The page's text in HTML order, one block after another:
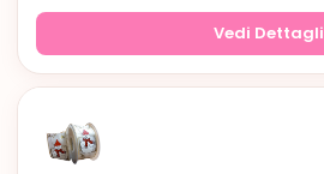
Vedi Dettagli